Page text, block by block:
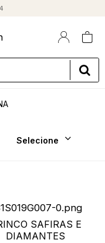
Selecione
SAFIRAS E
DIAMANTES